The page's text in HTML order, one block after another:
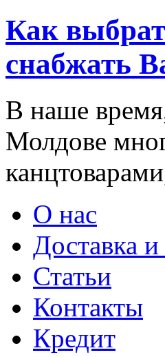
Как
снабжать
В наше
Молдове
О нас
Доставка и
Статьи
Контакты
Кредит